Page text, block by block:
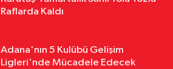
Raflarda Kaldı
Adana'nın 5 Kulübü Gelişim
Ligleri'nde Mücadele Edecek